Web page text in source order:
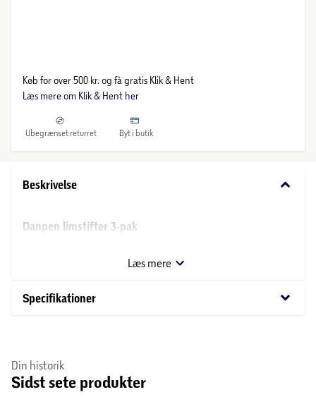
Køb for over 500 kr. og få gratis Klik & Hent
Læs mere om Klik & Hent her
Ubegrænset returret Byt i butik
Beskrivelse keyboard_arrow_down
Danpen limstifter 3-pak
Danpen limstifter 3-pak indeholder tre limstifter i farverne
påføres, og de tørrer gennemsigtigt.
Farvet lim, der bliver gennemsigtig efter tørring.
Læs mere
Specifikationer keyboard_arrow_down
Din historik
Sidst sete produkter